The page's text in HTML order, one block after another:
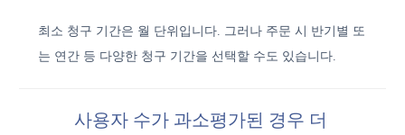
최소 청구 기간은 월 단위입니다. 그러나 주문 시 반기별 또
는 연간 등 다양한 청구 기간을 선택할 수도 있습니다.
사용자 수가 과소평가된 경우 더